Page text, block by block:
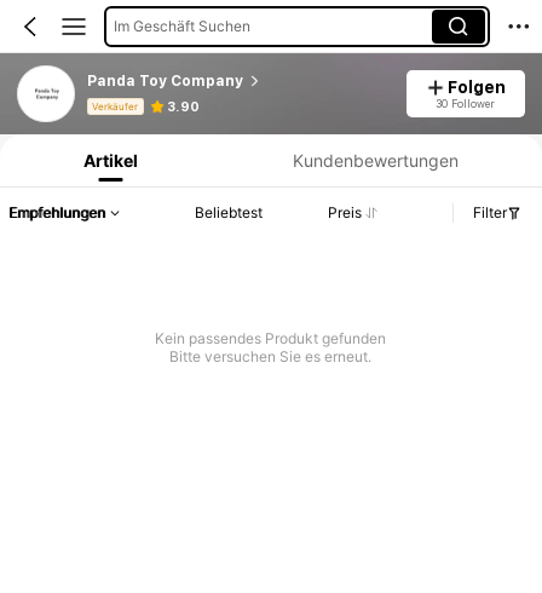
Im Geschäft Suchen
Panda Toy Company
Verkäufer 3.90
Folgen
30 Follower
Produktinformation: Preisangabe, Verkaufs- und Lagerbestandsdetails.
Artikel Kundenbewertungen
Empfehlungen Beliebtest Preis Filter
Kein passendes Produkt gefunden
Bitte versuchen Sie es erneut.